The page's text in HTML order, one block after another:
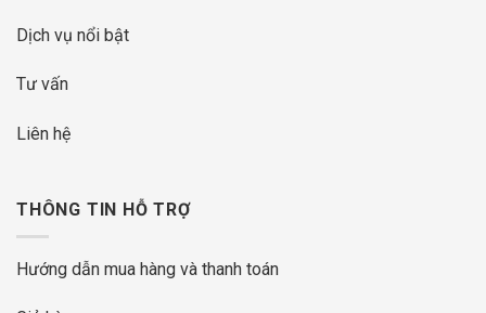
Dịch vụ nổi bật
Tư vấn
Liên hệ
THÔNG TIN HỖ TRỢ
Hướng dẫn mua hàng và thanh toán